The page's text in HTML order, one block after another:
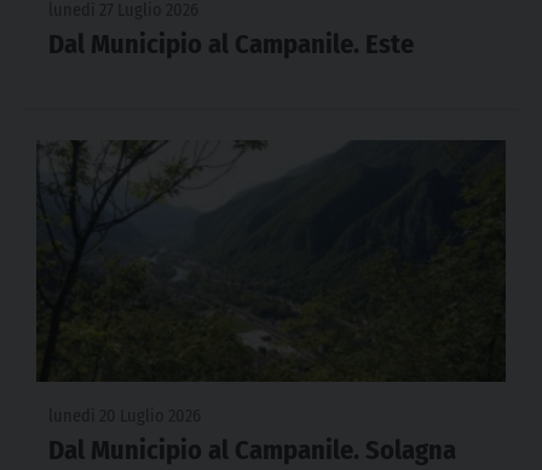
Dal Municipio al Campanile. Este
Dal Municipio al Campanile. Solagna